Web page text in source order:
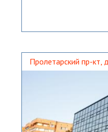
Пролетарский пр-кт,